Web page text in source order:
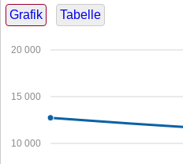
Grafik Tabelle
10 000
15 000
20 000